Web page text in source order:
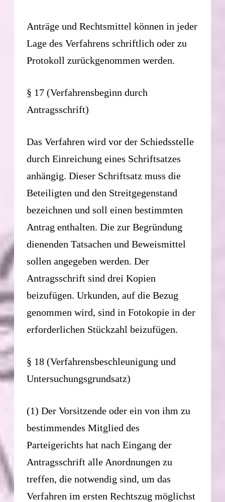
Anträge und Rechtsmittel können in jeder
Lage des Verfahrens schriftlich oder zu
Protokoll zurückgenommen werden.
§ 17 (Verfahrensbeginn durch
Antragsschrift)
Das Verfahren wird vor der Schiedsstelle
durch Einreichung eines Schriftsatzes
anhängig. Dieser Schriftsatz muss die
Beteiligten und den Streitgegenstand
bezeichnen und soll einen bestimmten
Antrag enthalten. Die zur Begründung
dienenden Tatsachen und Beweismittel
sollen angegeben werden. Der
Antragsschrift sind drei Kopien
beizufügen. Urkunden, auf die Bezug
genommen wird, sind in Fotokopie in der
erforderlichen Stückzahl beizufügen.
§ 18 (Verfahrensbeschleunigung und
Untersuchungsgrundsatz)
(1) Der Vorsitzende oder ein von ihm zu
bestimmendes Mitglied des
Parteigerichts hat nach Eingang der
Antragsschrift alle Anordnungen zu
treffen, die notwendig sind, um das
Verfahren im ersten Rechtszug möglichst